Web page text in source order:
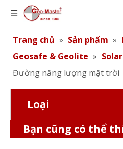
Trang chủ » Sản phẩm »
Geosafe & Geolite »
Đường năng lượng mặt trời
Loại
Bạn cũng có thể